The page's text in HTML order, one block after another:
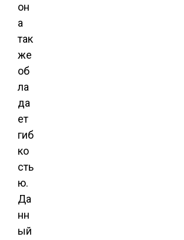
он
а
так
же
об
ла
да
ет
гиб
ко
сть
ю.
Да
нн
ый